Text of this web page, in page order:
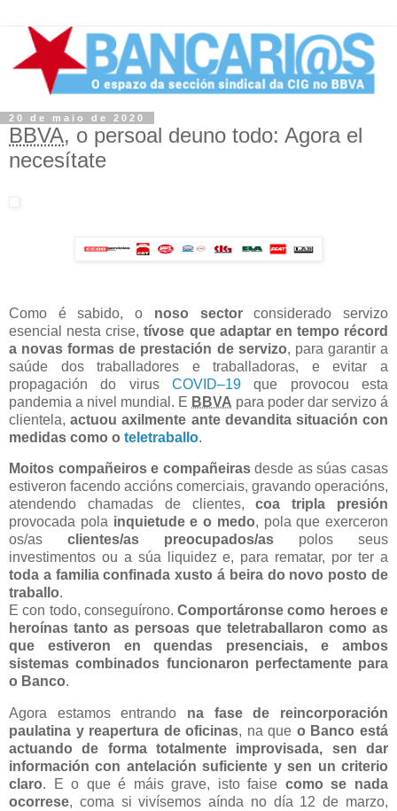
20 de maio de 2020
BBVA, o persoal deuno todo: Agora el
necesítate
Como é sabido, o noso sectorconsiderado servizo
esencial nesta crise,tívose que adaptar en tempo récord
a novas formas de prestación de servizo, para garantir a
saúde dos traballadores e traballadoras, e evitar a
propagación do virus COVID–19 que provocou esta
pandemia a nivel mundial. E BBVA para poder dar servizo á
clientela,actuou axilmente ante devandita situación con
medidas como o teletraballo.
Moitos compañeiros e compañeirasdesde as súas casas
estiveron facendo accións comerciais, gravando operacións,
atendendo chamadas de clientes,coa tripla presión
provocada pola inquietude e o medo, pola que exerceron
os/as clientes/as preocupados/as polos seus
investimentos ou a súa liquidez e, para rematar, por ter a
toda a familia confinada xusto á beira do novo posto de
traballo.
E con todo, conseguírono.Comportáronse como heroes e
heroínas tanto as persoas que teletraballaron como as
que estiveron en quendas presenciais, e ambos
sistemas combinados funcionaron perfectamente para
o Banco.
Agora estamos entrando na fase de reincorporación
paulatina y reapertura de oficinas, na que o Banco está
actuando de forma totalmente improvisada, sen dar
información con antelación suficiente y sen un criterio
claro. E o que é máis grave, isto faise como se nada
ocorrese, coma si vivísemos aínda no día 12 de marzo,